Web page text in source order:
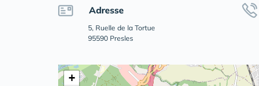
Adresse
5, Ruelle de la Tortue
95590 Presles
+